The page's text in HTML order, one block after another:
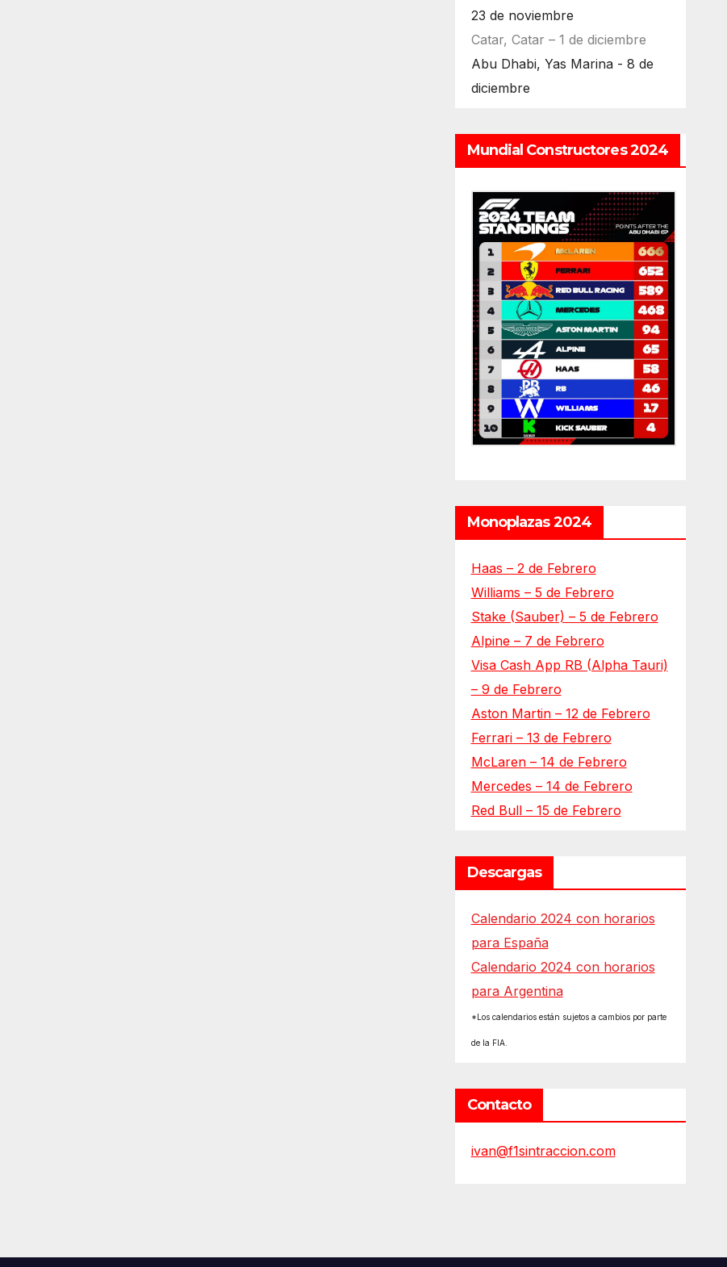
23 de noviembre
Catar, Catar – 1 de diciembre
Abu Dhabi, Yas Marina - 8 de
diciembre
Mundial Constructores 2024
Monoplazas 2024
Haas – 2 de Febrero
Williams – 5 de Febrero
Stake (Sauber) – 5 de Febrero
Alpine – 7 de Febrero
Visa Cash App RB (Alpha Tauri)
– 9 de Febrero
Aston Martin – 12 de Febrero
Ferrari – 13 de Febrero
McLaren – 14 de Febrero
Mercedes – 14 de Febrero
Red Bull – 15 de Febrero
Descargas
Calendario 2024 con horarios
para España
Calendario 2024 con horarios
para Argentina
*Los calendarios están sujetos a cambios por parte
de la FIA.
Contacto
ivan@f1sintraccion.com